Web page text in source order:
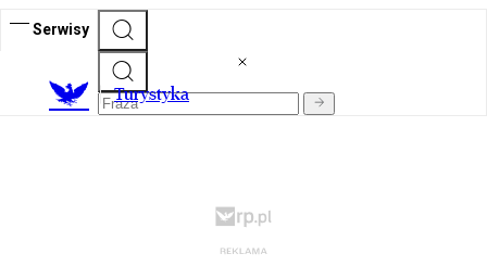
Serwisy
Turystyka